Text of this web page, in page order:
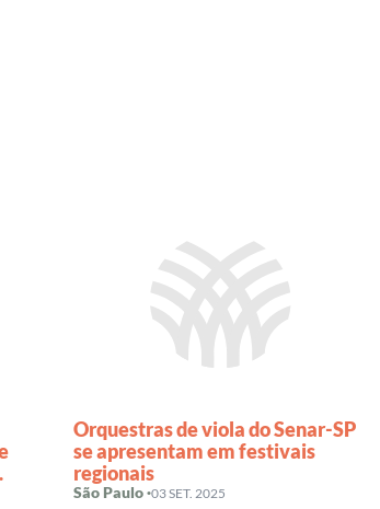
Orquestras de viola do Senar-SP
se apresentam em festivais
regionais
São Paulo ·03 SET. 2025